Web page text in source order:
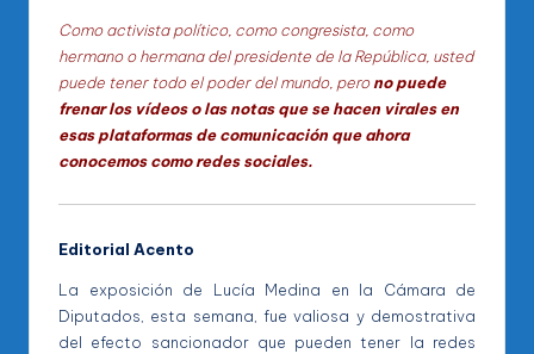
Como activista político, como congresista, como
hermano o hermana del presidente de la República, usted
puede tener todo el poder del mundo, perono puede
frenar los vídeos o las notas que se hacen virales en
esas plataformas de comunicación que ahora
conocemos como redes sociales.
Editorial Acento
La exposición de Lucía Medina en la Cámara de
Diputados, esta semana, fue valiosa y demostrativa
del efecto sancionador que pueden tener la redes